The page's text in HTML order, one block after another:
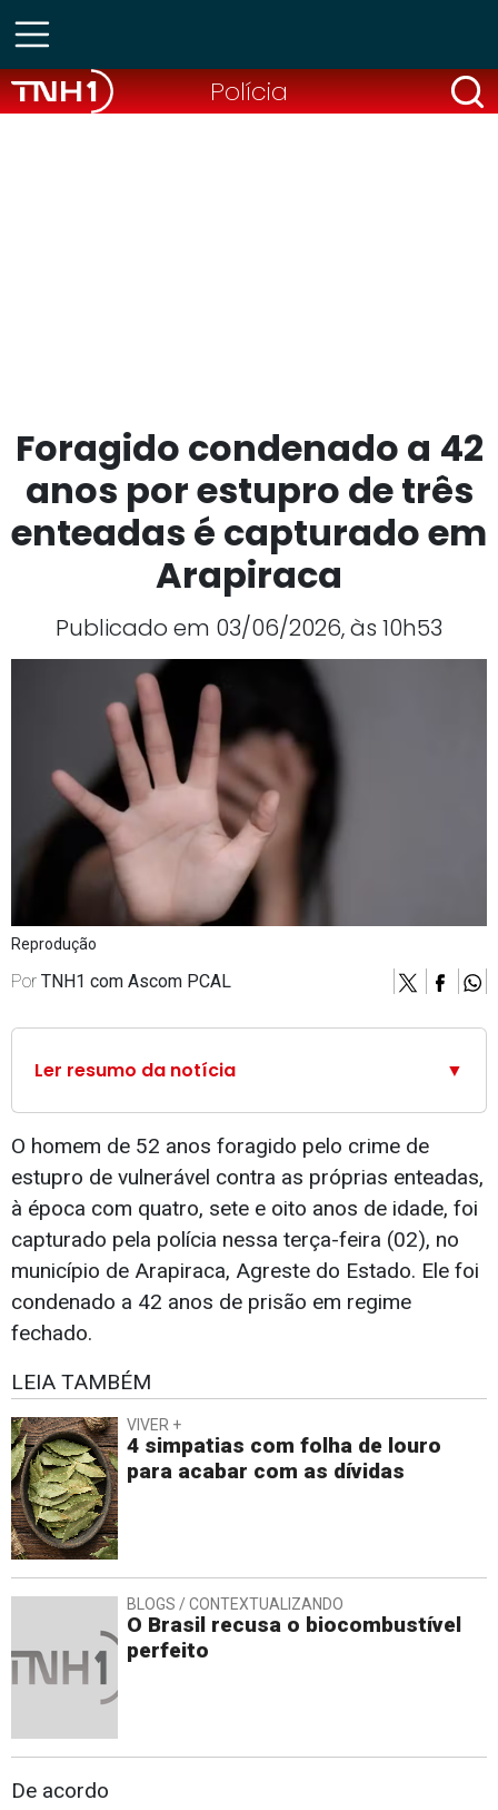
Polícia
Foragido condenado a 42
anos por estupro de três
enteadas é capturado em
Arapiraca
Publicado em 03/06/2026, às 10h53
Reprodução
Por TNH1 com Ascom PCAL
Ler resumo da notícia ▼
O homem de 52 anos foragido pelo crime de
estupro de vulnerável contra as próprias enteadas,
à época com quatro, sete e oito anos de idade, foi
capturado pela polícia nessa terça-feira (02), no
município de Arapiraca, Agreste do Estado. Ele foi
condenado a 42 anos de prisão em regime
fechado.
LEIA TAMBÉM
VIVER +
4 simpatias com folha de louro
para acabar com as dívidas
BLOGS / CONTEXTUALIZANDO
O Brasil recusa o biocombustível
perfeito
De acordo